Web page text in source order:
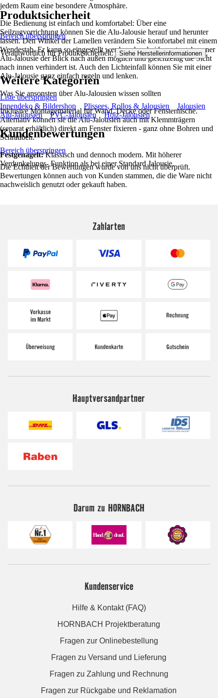
jedem Raum eine besondere Atmosphäre.
Die Bedienung ist einfach und komfortabel: Über eine
Seilzugvorrichtung können Sie die Alu-Jalousie herauf und herunter
lassen. Den Winkel der Lamellen verändern Sie komfortabel mit einem
Wendestab. Er kann so eingestellt werden, dass bei heruntergelassener
Alu-Jalousie der Blick nach außen möglich und gleichzeitig die Sicht
nach innen verhindert ist. Auch den Lichteinfall können Sie mit einer
Alu-Jalousie ganz einfach regeln und lenken.
Was Sie ansonsten über Alu-Jalousien wissen sollten
Inklusive Montagematerial für Wand, Decke oder Fensternische.
Alternativ können sie die Alu-Jalousien auch mit Klemmträgern
(separat erhältlich) direkt am Fenster fixieren - ganz ohne Bohren und
Schrauben.
Festgenagelt:Klassisch und dennoch modern. Mit höherer
Verdunkelungs- Funktion als bei einer Standard Jalousie.
Produktsicherheit
Bereich überspringen
Verantwortlich für Produktsicherheit: Siehe Herstellerinformationen .
Weitere Kategorien
Liste überspringen
Innendeko & Bildershop
Plissees, Rollos & Jalousien
Jalousien
Alu-Jalousien
PVC-Jalousien Holz-Jalousien
Kundenbewertungen
Bereich überspringen
Die Echtheit der Bewertungen wurde von uns nicht überprüft.
Bewertungen können auch von Kunden stammen, die die Ware nicht
nachweislich genutzt oder gekauft haben.
Zahlarten
Hauptversandpartner
Darum zu HORNBACH
Kundenservice
Hilfe & Kontakt (FAQ)
HORNBACH Projektberatung
Fragen zur Onlinebestellung
Fragen zu Versand und Lieferung
Fragen zu Zahlung und Rechnung
Fragen zur Rückgabe und Reklamation